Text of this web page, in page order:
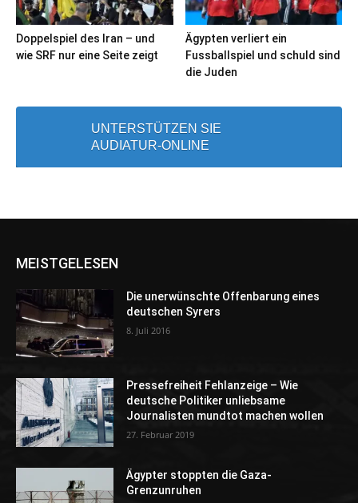
Doppelspiel des Iran – und
wie SRF nur eine Seite zeigt
Ägypten verliert ein
Fussballspiel und schuld sind
die Juden
UNTERSTÜTZEN SIE
AUDIATUR-ONLINE
MEISTGELESEN
Die unerwünschte Offenbarung eines
deutschen Syrers
8. Juli 2016
Pressefreiheit Fehlanzeige – Wie
deutsche Politiker unliebsame
Journalisten mundtot machen wollen
27. Februar 2019
Ägypter stoppten die Gaza-
Grenzunruhen